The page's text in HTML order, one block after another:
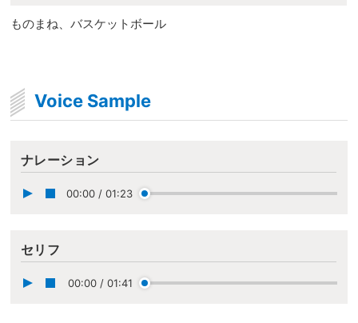
ものまね、バスケットボール
Voice Sample
ナレーション
00:00 / 01:23
セリフ
00:00 / 01:41